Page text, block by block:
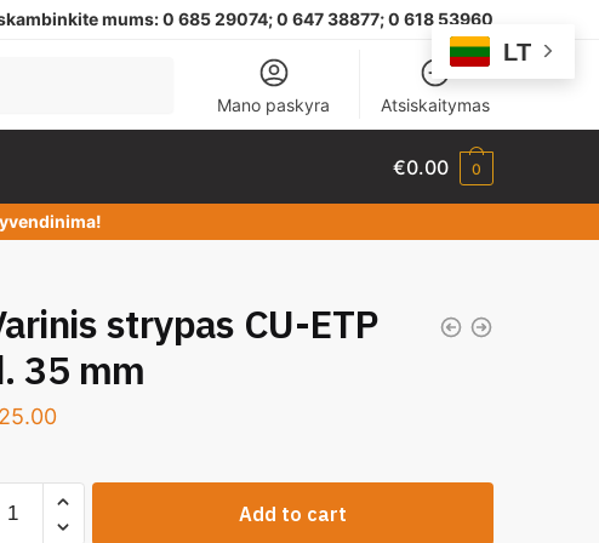
mums:0 685 29074;0 647 38877; 0 618 53960
Mano paskyra
Atsiskaitymas
€0.00 0
strypas CU-ETP
35 mm
25.00
Add to cart
LT